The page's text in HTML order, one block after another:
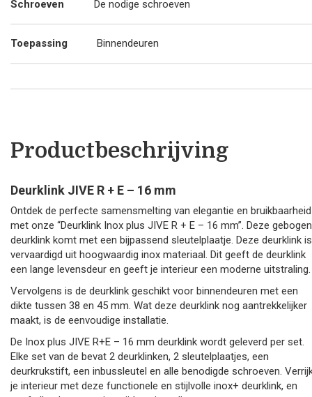
Schroeven De nodige schroeven
Toepassing Binnendeuren
Productbeschrijving
Deurklink JIVE R + E – 16 mm
Ontdek de perfecte samensmelting van elegantie en bruikbaarheid
met onze “Deurklink Inox plus JIVE R + E – 16 mm”. Deze gebogen
deurklink komt met een bijpassend sleutelplaatje. Deze deurklink is
vervaardigd uit hoogwaardig inox materiaal. Dit geeft de deurklink
een lange levensdeur en geeft je interieur een moderne uitstraling.
Vervolgens is de deurklink geschikt voor binnendeuren met een
dikte tussen 38 en 45 mm. Wat deze deurklink nog aantrekkelijker
maakt, is de eenvoudige installatie.
De Inox plus JIVE R+E – 16 mm deurklink wordt geleverd per set.
Elke set van de bevat 2 deurklinken, 2 sleutelplaatjes, een
deurkrukstift, een inbussleutel en alle benodigde schroeven.
je interieur met deze functionele en stijlvolle inox+ deurklink, en